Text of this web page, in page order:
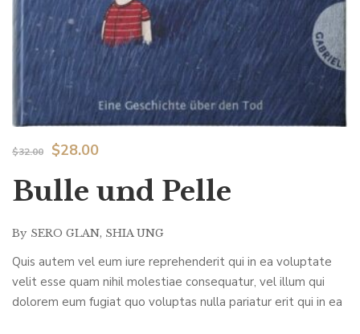
Bulle und Pelle
$32.00 $28.00
By SERO GLAN, SHIA UNG
Quis autem vel eum iure reprehenderit qui in ea voluptate
velit esse quam nihil molestiae consequatur, vel illum qui
dolorem eum fugiat quo voluptas nulla pariatur erit qui in ea